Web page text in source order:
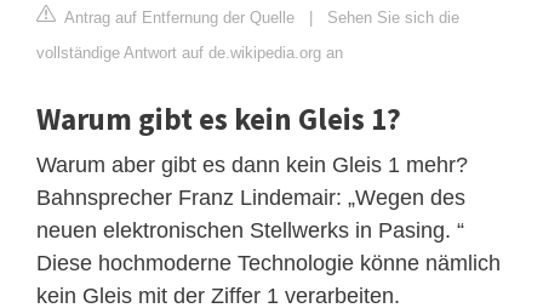
Antrag auf Entfernung der Quelle | Sehen Sie sich die
vollständige Antwort auf de.wikipedia.org an
Warum gibt es kein Gleis 1?
Warum aber gibt es dann kein Gleis 1 mehr?
Bahnsprecher Franz Lindemair: „Wegen des
neuen elektronischen Stellwerks in Pasing. “
Diese hochmoderne Technologie könne nämlich
kein Gleis mit der Ziffer 1 verarbeiten.